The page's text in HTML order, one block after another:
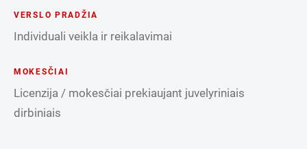
VERSLO PRADŽIA
Individuali veikla ir reikalavimai
MOKESČIAI
Licenzija / mokesčiai prekiaujant juvelyriniais
dirbiniais